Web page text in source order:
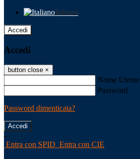
Italiano
Accedi
Accedi
button close ×
Nome Utente
Password
Password dimenticata?
-
Entra con SPID Entra con CIE